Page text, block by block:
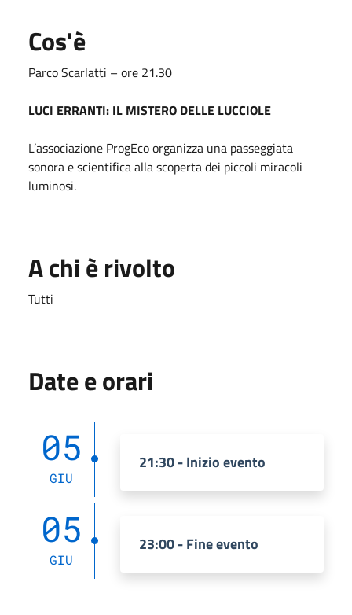
Cos'è
Parco Scarlatti – ore 21.30
LUCI ERRANTI: IL MISTERO DELLE LUCCIOLE
L’associazione ProgEco organizza una passeggiata
sonora e scientifica alla scoperta dei piccoli miracoli
luminosi.
A chi è rivolto
Tutti
Date e orari
05
GIU
21:30 - Inizio evento
05
GIU
23:00 - Fine evento